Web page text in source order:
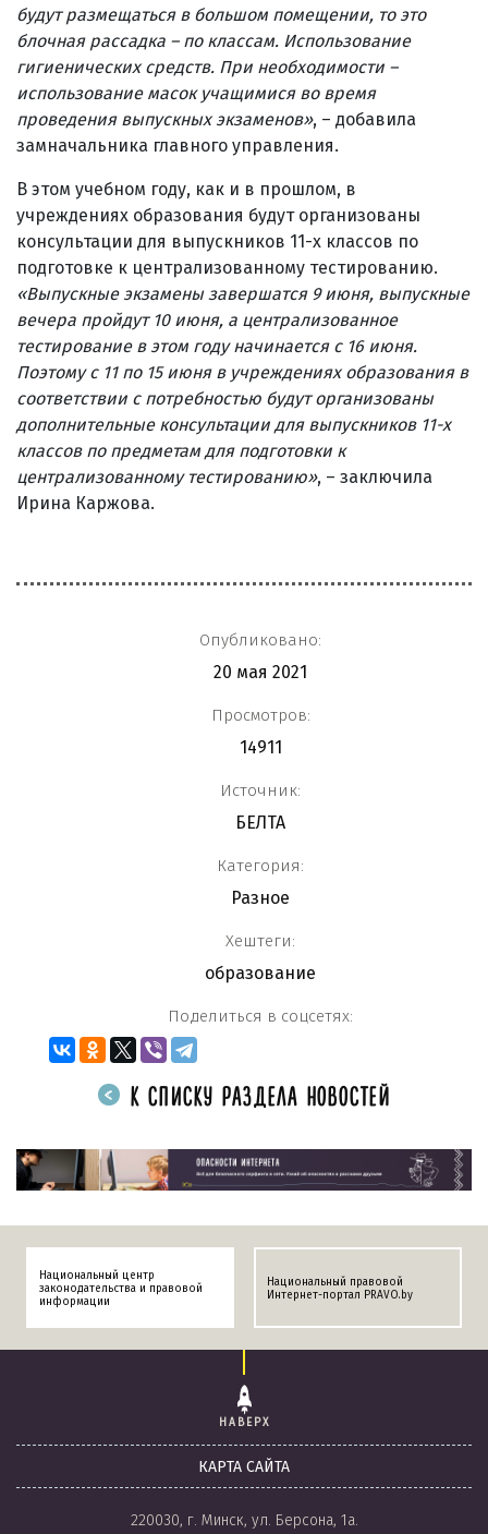
будут размещаться в большом помещении, то это
блочная рассадка – по классам. Использование
гигиенических средств. При необходимости –
использование масок учащимися во время
проведения выпускных экзаменов», – добавила
замначальника главного управления.
В этом учебном году, как и в прошлом, в
учреждениях образования будут организованы
консультации для выпускников 11-х классов по
подготовке к централизованному тестированию.
«Выпускные экзамены завершатся 9 июня, выпускные
вечера пройдут 10 июня, а централизованное
тестирование в этом году начинается с 16 июня.
Поэтому с 11 по 15 июня в учреждениях образования в
соответствии с потребностью будут организованы
дополнительные консультации для выпускников 11-х
классов по предметам для подготовки к
централизованному тестированию», – заключила
Ирина Каржова.
Опубликовано:
20 мая 2021
Просмотров:
14911
Источник:
БЕЛТА
Категория:
Разное
Хештеги:
образование
Поделиться в соцсетях:
К СПИСКУ РАЗДЕЛА НОВОСТЕЙ
Национальный центр
законодательства и правовой
информации
Национальный правовой
Интернет-портал PRAVO.by
НАВЕРХ
КАРТА САЙТА
220030, г. Минск, ул. Берсона, 1а.